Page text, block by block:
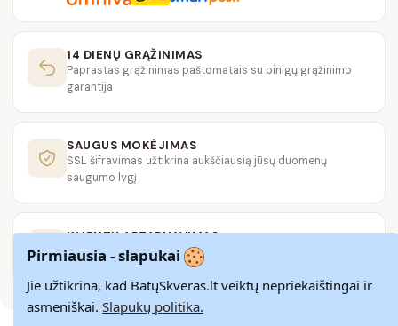
14 DIENŲ GRĄŽINIMAS
Paprastas grąžinimas paštomatais su pinigų grąžinimo
garantija
SAUGUS MOKĖJIMAS
SSL šifravimas užtikrina aukščiausią jūsų duomenų
saugumo lygį
KLIENTŲ APTARNAVIMAS
Rašykite mumsinfo@batuskveras.lt
Pirmiausia - slapukai
Jie užtikrina, kad BatųSkveras.lt veiktų nepriekaištingai ir
asmeniškai. Slapukų politika.